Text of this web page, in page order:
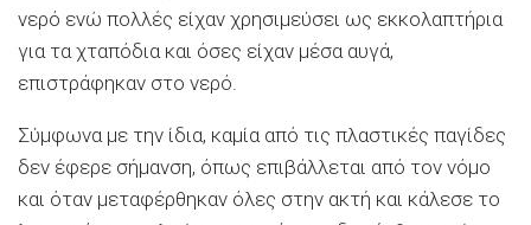
νερό ενώ πολλές είχαν χρησιμεύσει ως εκκολαπτήρια
για τα χταπόδια και όσες είχαν μέσα αυγά,
επιστράφηκαν στο νερό.
Σύμφωνα με την ίδια, καμία από τις πλαστικές παγίδες
δεν έφερε σήμανση, όπως επιβάλλεται από τον νόμο
και όταν μεταφέρθηκαν όλες στην ακτή και κάλεσε το